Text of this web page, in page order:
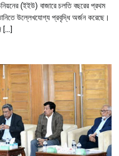
(ইইউ) বাজারে চলতি বছরের প্রথম
উল্লেখযোগ্য প্রবৃদ্ধি অর্জন করেছে।
[…]